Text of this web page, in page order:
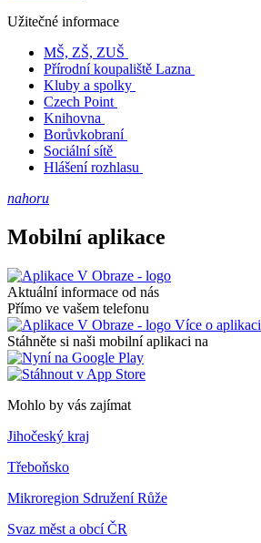
Užitečné informace
MŠ, ZŠ, ZUŠ
Přírodní koupaliště Lazna
Kluby a spolky
Czech Point
Knihovna
Borůvkobraní
Sociální sítě
Hlášení rozhlasu
nahoru
Mobilní aplikace
Aktuální informace od nás
Přímo ve vašem telefonu
Více o aplikaci
Stáhněte si naši mobilní aplikaci na
Mohlo by vás zajímat
Jihočeský kraj
Třeboňsko
Mikroregion Sdružení Růže
Svaz měst a obcí ČR